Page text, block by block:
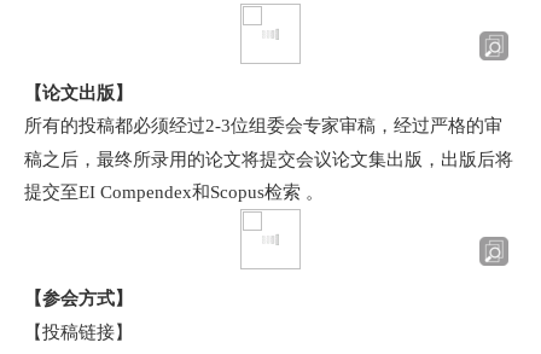
【论文出版】
所有的投稿都必须经过2-3位组委会专家审稿，经过严格的审
稿之后，最终所录用的论文将提交会议论文集出版，出版后将
提交至EI Compendex和Scopus检索 。
【参会方式】
【投稿链接】